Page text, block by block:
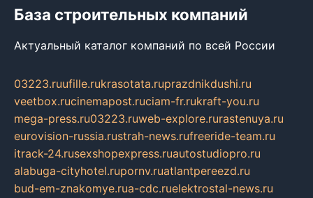
База строительных компаний
Актуальный каталог компаний по всей России
03223.ruufille.rukrasotata.ruprazdnikdushi.ru
veetbox.rucinemapost.ruciam-fr.rukraft-you.ru
mega-press.ru03223.ruweb-explore.rurastenuya.ru
eurovision-russia.rustrah-news.rufreeride-team.ru
itrack-24.rusexshopexpress.ruautostudiopro.ru
alabuga-cityhotel.rupornv.ruatlantpereezd.ru
bud-em-znakomye.rua-cdc.ruelektrostal-news.ru